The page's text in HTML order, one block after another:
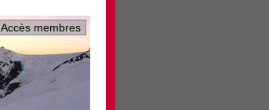
Accès membres